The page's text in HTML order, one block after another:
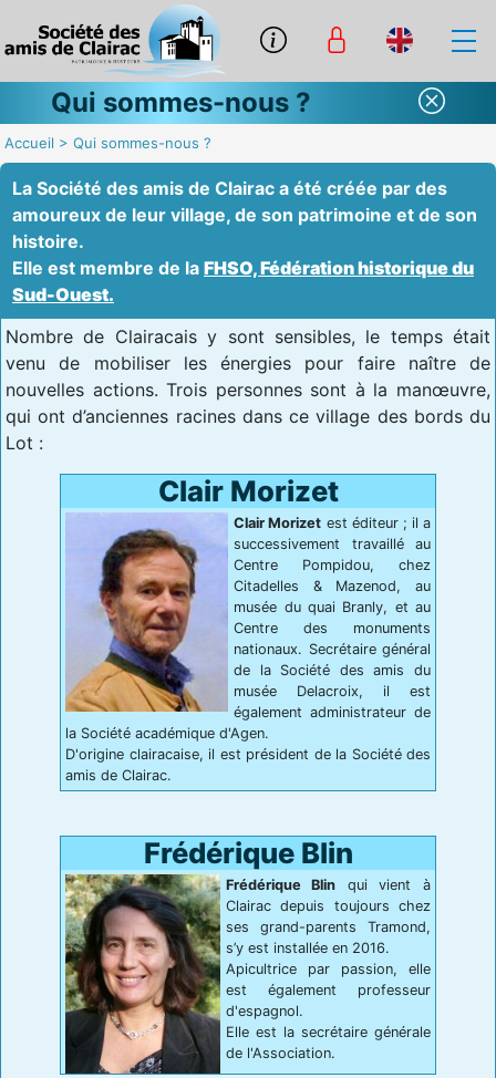
Qui sommes-nous ?
Accueil > Qui sommes-nous ?
La Société des amis de Clairac a été créée par des
amoureux de leur village, de son patrimoine et de son
histoire.
Elle est membre de la FHSO, Fédération historique du
Sud-Ouest.
Nombre de Clairacais y sont sensibles, le temps était
venu de mobiliser les énergies pour faire naître de
nouvelles actions. Trois personnes sont à la manœuvre,
qui ont d’anciennes racines dans ce village des bords du
Lot :
Clair Morizet
Clair Morizet est éditeur ; il a
successivement travaillé au
Centre Pompidou, chez
Citadelles & Mazenod, au
musée du quai Branly, et au
Centre des monuments
nationaux. Secrétaire général
de la Société des amis du
musée Delacroix, il est
également administrateur de
la Société académique d'Agen.
D'origine clairacaise, il est président de la Société des
amis de Clairac.
Frédérique Blin
Frédérique Blin qui vient à
Clairac depuis toujours chez
ses grand-parents Tramond,
s’y est installée en 2016.
Apicultrice par passion, elle
est également professeur
d'espagnol.
Elle est la secrétaire générale
de l'Association.